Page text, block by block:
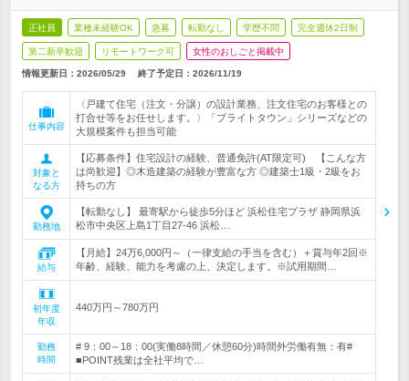
正社員 業種未経験OK 急募 転勤なし 学歴不問 完全週休2日制
第二新卒歓迎 リモートワーク可 女性のおしごと掲載中
情報更新日：2026/05/29 終了予定日： 2026/11/19
仕事内容
〈戸建て住宅（注文・分譲）の設計業務、注文住宅のお客様との
打合せ等をお任せします。〉「ブライトタウン」シリーズなどの
大規模案件も担当可能
対象と
なる方
【応募条件】住宅設計の経験、普通免許(AT限定可) 【こんな方
は尚歓迎】◎木造建築の経験が豊富な方 ◎建築士1級・2級をお
持ちの方
勤務地
【転勤なし】 最寄駅から徒歩5分ほど 浜松住宅プラザ 静岡県浜
松市中央区上島1丁目27-46 浜松…
給与
【月給】24万6,000円～（一律支給の手当を含む）＋賞与年2回※
年齢、経験、能力を考慮の上、決定します。※試用期間…
初年度
年収
440万円～780万円
勤務
時間
# 9：00～18：00(実働8時間／休憩60分)時間外労働有無：有#
■POINT残業は全社平均で…